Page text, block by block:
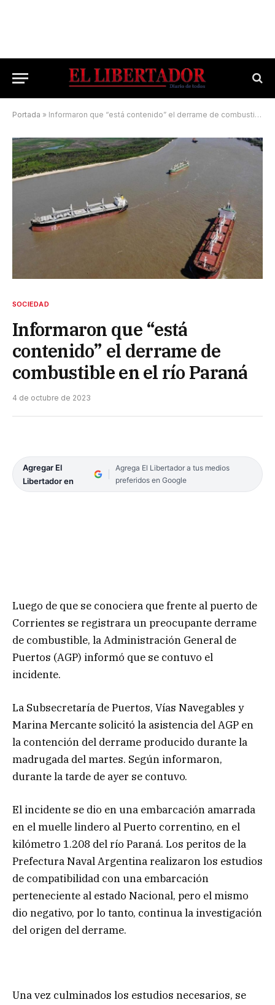
Portada » Informaron que “está contenido” el derrame de combustible en el río Paraná
SOCIEDAD
Informaron que “está
contenido” el derrame de
combustible en el río Paraná
4 de octubre de 2023
Agregar El
Libertador en
Agrega El Libertador a tus medios
preferidos en Google
Luego de que se conociera que frente al puerto de
Corrientes se registrara un preocupante derrame
de combustible, la Administración General de
Puertos (AGP) informó que se contuvo el
incidente.
La Subsecretaría de Puertos, Vías Navegables y
Marina Mercante solicitó la asistencia del AGP en
la contención del derrame producido durante la
madrugada del martes. Según informaron,
durante la tarde de ayer se contuvo.
El incidente se dio en una embarcación amarrada
en el muelle lindero al Puerto correntino, en el
kilómetro 1.208 del río Paraná. Los peritos de la
Prefectura Naval Argentina realizaron los estudios
de compatibilidad con una embarcación
perteneciente al estado Nacional, pero el mismo
dio negativo, por lo tanto, continua la investigación
del origen del derrame.
Una vez culminados los estudios necesarios, se